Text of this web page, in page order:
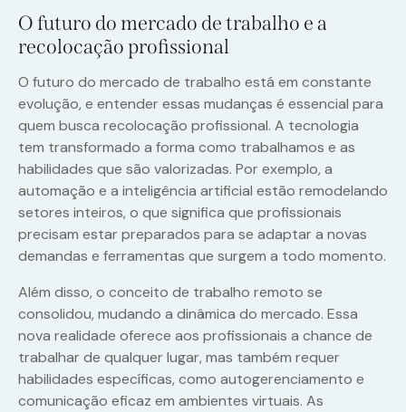
O futuro do mercado de trabalho e a
recolocação profissional
O futuro do mercado de trabalho está em constante
evolução, e entender essas mudanças é essencial para
quem busca recolocação profissional. A tecnologia
tem transformado a forma como trabalhamos e as
habilidades que são valorizadas. Por exemplo, a
automação e a inteligência artificial estão remodelando
setores inteiros, o que significa que profissionais
precisam estar preparados para se adaptar a novas
demandas e ferramentas que surgem a todo momento.
Além disso, o conceito de trabalho remoto se
consolidou, mudando a dinâmica do mercado. Essa
nova realidade oferece aos profissionais a chance de
trabalhar de qualquer lugar, mas também requer
habilidades específicas, como autogerenciamento e
comunicação eficaz em ambientes virtuais. As